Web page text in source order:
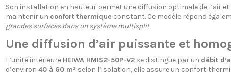
Son installation en hauteur permet une diffusion optimale de l’air
maintenir un confort thermique constant. Ce modèle répond
grandes surfaces dans un système multisplit.
Une diffusion d’air puissante et
L’unité intérieure HEIWA HMIS2-50P-V2se distingue par un débit
d’environ 40 à 60 m² selon l’isolation, elle assure un confort